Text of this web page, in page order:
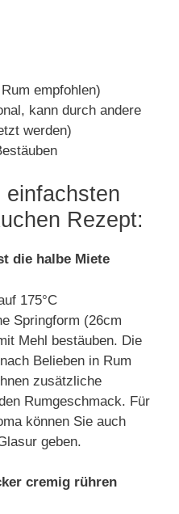
empfohlen)
kann durch andere
werden)
einfachsten
Rezept:
die halbe Miete
175°C
Springform (26cm
Mehl bestäuben. Die
Belieben in Rum
zusätzliche
Rumgeschmack. Für
können Sie auch
geben.
cremig rühren